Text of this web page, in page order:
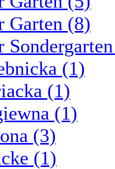
Garten (8)
(1)
(1)
(1)
(3)
(1)